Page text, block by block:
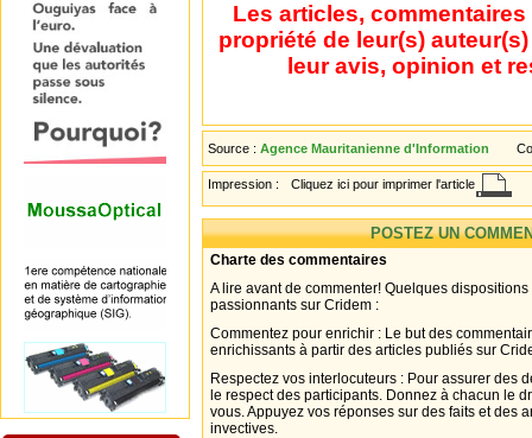
Les articles,
propriété de leur(s)
leur avis, opinion et
Source : Agence Mauritanienne d'Information
Impression : Cliquez ici pour imprimer l'article
POSTEZ UN
Charte des commentaires
A lire avant de commenter! Quelques
passionnants sur Cridem :
Commentez pour enrichir : Le but des
enrichissants à partir des articles publiés sur
Respectez vos interlocuteurs : Pour assurer des
le respect des participants. Donnez à chacun le
vous. Appuyez vos réponses sur des faits et des
invectives.